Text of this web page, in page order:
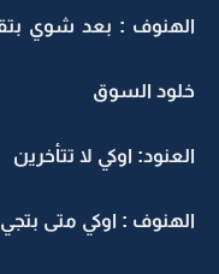
الهنوف : بعد شوي
خلود السوق
العنود: اوكي لا تتأخرين
الهنوف : اوكي متى